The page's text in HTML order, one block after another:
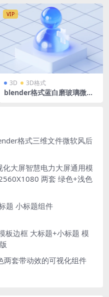
图标主视觉 按钮图表 时间轴
VIP
3D 3D格式
blender格式蓝白磨玻璃微软
格式三维文件微软风后
大屏智慧电力大屏通用模
两套 绿色+浅色
题 小标题组件
板边框 大标题+小标题 模
两套带动效的可视化组件